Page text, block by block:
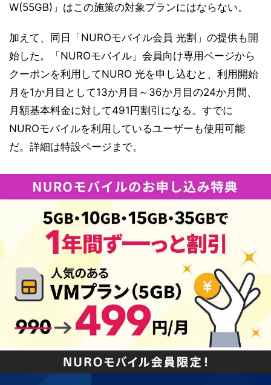
W(55GB)」はこの施策の対象プランにはならない。
加えて、同日「NUROモバイル会員 光割」の提供も開
始した。「NUROモバイル」会員向け専用ページから
クーポンを利用してNURO 光を申し込むと、利用開始
月を1か月目として13か月目～36か月目の24か月間、
月額基本料金に対して491円割引になる。すでに
NUROモバイルを利用しているユーザーも使用可能
だ。詳細は特設ページまで。